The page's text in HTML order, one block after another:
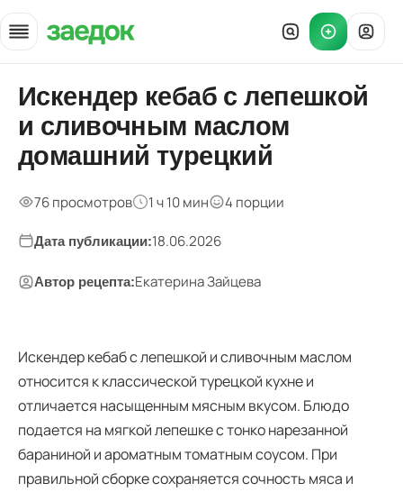
Главная
»
Рецепты
Искендер кебаб с лепешкой и маслом
Искендер кебаб с лепешкой
и сливочным маслом
домашний турецкий
76 просмотров 1 ч 10 мин 4 порции
Дата публикации:18.06.2026
Автор рецепта:Екатерина Зайцева
Искендер кебаб с лепешкой и сливочным маслом
относится к классической турецкой кухне и
отличается насыщенным мясным вкусом. Блюдо
подается на мягкой лепешке с тонко нарезанной
бараниной и ароматным томатным соусом. При
правильной сборке сохраняется сочность мяса и